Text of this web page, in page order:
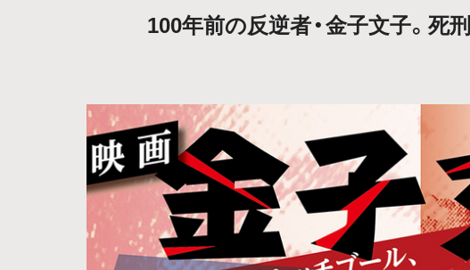
人気のプロジ
カテゴリーから探す タグか
最新
100年前の反逆者・金子文子。死